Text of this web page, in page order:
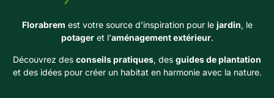
Florabrem est votre source d’inspiration pour le jardin, le
potageret l’aménagement extérieur.
Découvrez des conseils pratiques, des guides de plantation
et des idées pour créer un habitat en harmonie avec la nature.